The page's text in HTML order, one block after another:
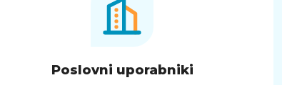
Poslovni uporabniki